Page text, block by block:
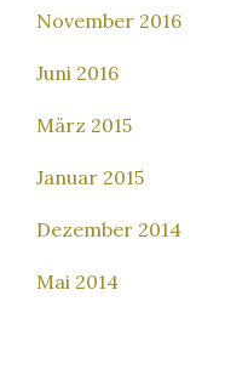
November 2016
Juni 2016
März 2015
Januar 2015
Dezember 2014
Mai 2014